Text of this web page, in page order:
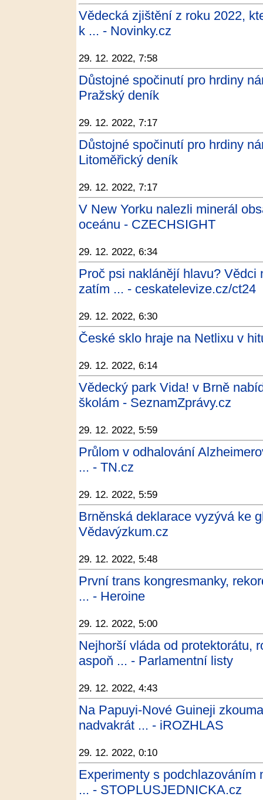
Vědecká zjištění z roku 2022,
k ... - Novinky.cz
29. 12. 2022, 7:58
Důstojné spočinutí pro hrdiny
Pražský deník
29. 12. 2022, 7:17
Důstojné spočinutí pro hrdiny
Litoměřický deník
29. 12. 2022, 7:17
V New Yorku nalezli minerál
oceánu - CZECHSIGHT
29. 12. 2022, 6:34
Proč psi naklánějí hlavu? Vědci
zatím ... - ceskatelevize.cz/ct24
29. 12. 2022, 6:30
České sklo hraje na Netlixu v
29. 12. 2022, 6:14
Vědecký park Vida! v Brně
školám - SeznamZprávy.cz
29. 12. 2022, 5:59
Průlom v odhalování
... - TN.cz
29. 12. 2022, 5:59
Brněnská deklarace vyzývá ke
Vědavýzkum.cz
29. 12. 2022, 5:48
První trans kongresmanky,
... - Heroine
29. 12. 2022, 5:00
Nejhorší vláda od protektorátu,
aspoň ... - Parlamentní listy
29. 12. 2022, 4:43
Na Papuyi-Nové Guineji
nadvakrát ... - iROZHLAS
29. 12. 2022, 0:10
Experimenty s
... - STOPLUSJEDNICKA.cz